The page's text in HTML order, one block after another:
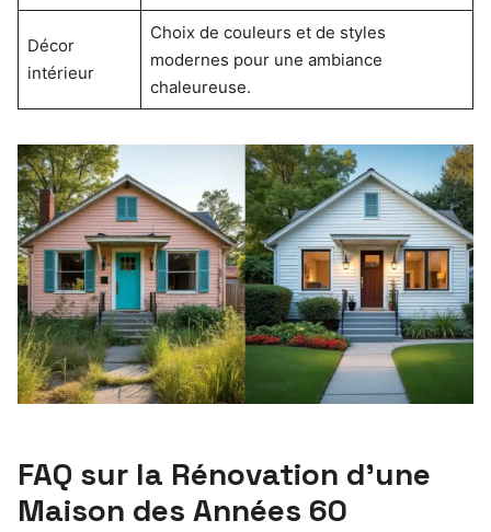
Décor
intérieur
Choix de couleurs et de styles
modernes pour une ambiance
chaleureuse.
FAQ sur la Rénovation d’une
Maison des Années 60